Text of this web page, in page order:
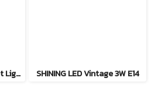
SHINING LED Solar Street Light TORUS 200W, 400W แสงสีขาว SHINING LED Vintage 3W E14